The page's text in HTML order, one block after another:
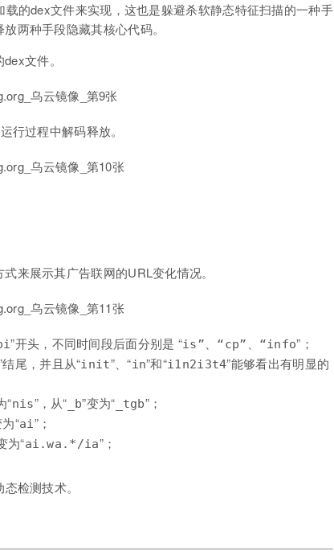
的dex文件来实现，这也是躲避杀软静态特征扫描的一种手
两种手段隐藏其核心代码。
文件。
行过程中解码释放。
来展示其广告联网的URL变化情况。
”开头，不同时间段后面分别是 “is”、“cp”、“info”；
结尾，并且从“init”、“in”和“i1n2i3t4”能够看出有明显的
“nis”，从“ _b”变为“ _tgb”；
“ai”；
为“ai.wa.*/ia”；
检测技术。